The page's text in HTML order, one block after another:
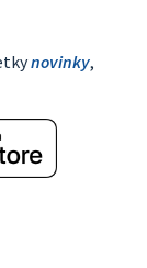
novinky,